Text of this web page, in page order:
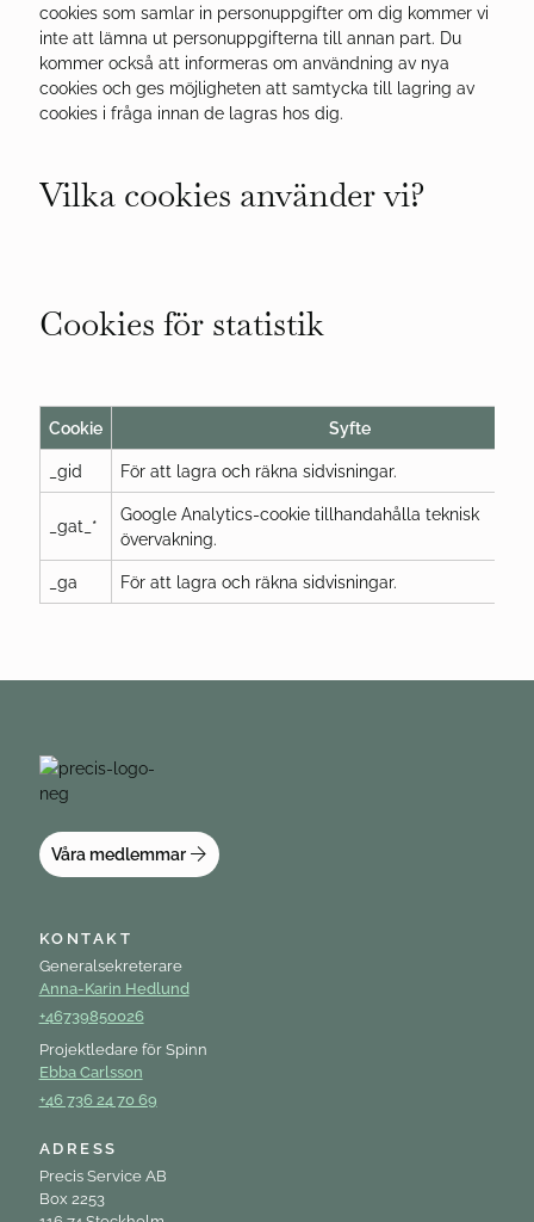
cookies som samlar in personuppgifter om dig kommer vi
inte att lämna ut personuppgifterna till annan part. Du
kommer också att informeras om användning av nya
cookies och ges möjligheten att samtycka till lagring av
cookies i fråga innan de lagras hos dig.
Vilka cookies använder vi?
Cookies för statistik
Cookie Syfte
_gid För att lagra och räkna sidvisningar.
_gat_*
Google Analytics-cookie tillhandahålla teknisk
övervakning.
_ga För att lagra och räkna sidvisningar.
Våra medlemmar
KONTAKT
Generalsekreterare
Anna-Karin Hedlund
+46739850026
Projektledare för Spinn
Ebba Carlsson
+46 736 24 70 69
ADRESS
Precis Service AB
Box 2253